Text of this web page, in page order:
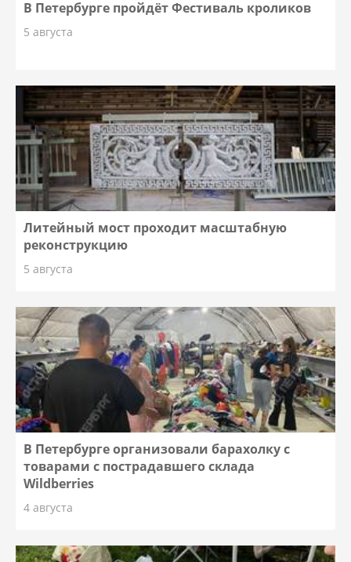
В Петербурге пройдёт Фестиваль кроликов
5 августа
Литейный мост проходит масштабную
реконструкцию
5 августа
В Петербурге организовали барахолку с
товарами с пострадавшего склада
Wildberries
4 августа